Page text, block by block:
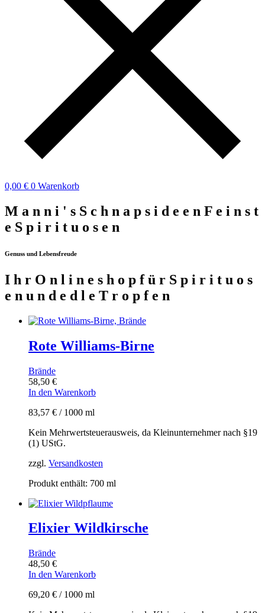
0,00 € 0 Warenkorb
M a n n i ' s S c h n a p s i d e e n F e i n s t
e S p i r i t u o s e n
Genuss und Lebensfreude
I h r O n l i n e s h o p f ü r S p i r i t u o s
e n u n d e d l e T r o p f e n
Rote Williams-Birne
Brände
58,50 €
In den Warenkorb
83,57 € / 1000 ml
Kein Mehrwertsteuerausweis, da Kleinunternehmer nach §19
(1) UStG.
zzgl. Versandkosten
Produkt enthält: 700 ml
Elixier Wildkirsche
Brände
48,50 €
In den Warenkorb
69,20 € / 1000 ml